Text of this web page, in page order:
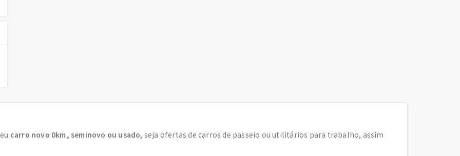
carro novo 0km, seminovo ou usado, seja ofertas de carros de passeio ou utilitários para trabalho, assim